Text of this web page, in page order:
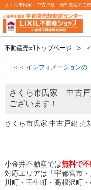
不動産売却トップページ
＜＜ インフォメーションの
さくら市氏家 中古
ございます！
さくら市氏家 中古戸建 売
小金井不動産では無料で
対応エリアは「宇都宮市
川町・壬生町・高根沢町